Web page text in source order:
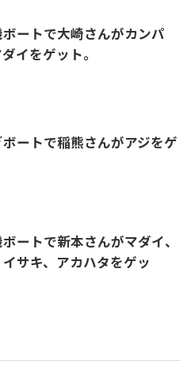
ートで大崎さんがカンパ
イをゲット。
ートで稲熊さんがアジをゲ
ートで新本さんがマダイ、
サキ、アカハタをゲッ